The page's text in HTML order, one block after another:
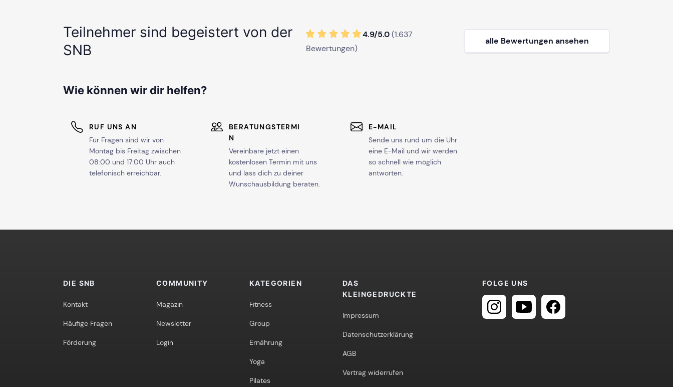
Teilnehmer sind begeistert von der
SNB
4.9/5.0(1.637
Bewertungen)
alle Bewertungen ansehen
Wie können wir dir helfen?
RUF UNS AN
Für Fragen sind wir von
Montag bis Freitag zwischen
08:00 und 17:00 Uhr auch
telefonisch erreichbar.
BERATUNGSTERMI
N
Vereinbare jetzt einen
kostenlosen Termin mit uns
und lass dich zu deiner
Wunschausbildung beraten.
E-MAIL
Sende uns rund um die Uhr
eine E-Mail und wir werden
so schnell wie möglich
antworten.
DIE SNB
Kontakt
Häufige Fragen
Förderung
COMMUNITY
Magazin
Newsletter
Login
KATEGORIEN
Fitness
Group
Ernährung
Yoga
Pilates
DAS
KLEINGEDRUCKTE
Impressum
Datenschutzerklärung
AGB
Vertrag widerrufen
FOLGE UNS